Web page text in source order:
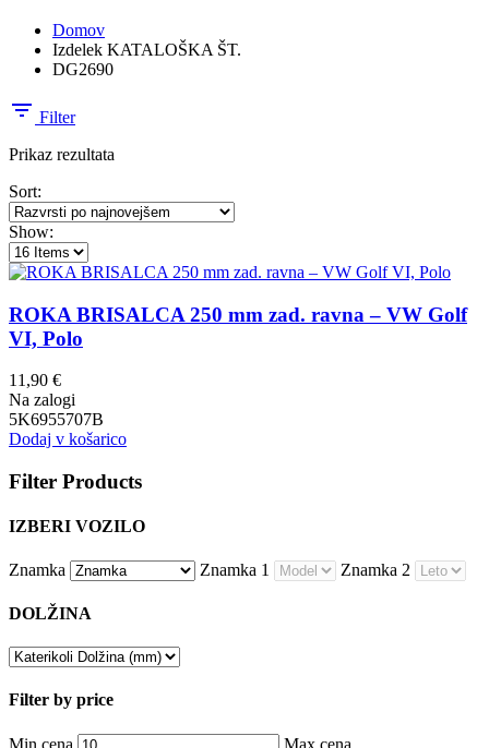
Domov
Izdelek KATALOŠKA ŠT.
DG2690
Filter
Prikaz rezultata
Sort:
Show:
ROKA BRISALCA 250 mm zad. ravna – VW Golf
VI, Polo
11,90 €
Na zalogi
5K6955707B
Dodaj v košarico
Filter Products
IZBERI VOZILO
Znamka Znamka 1 Znamka 2
DOLŽINA
Filter by price
Min cena Max cena